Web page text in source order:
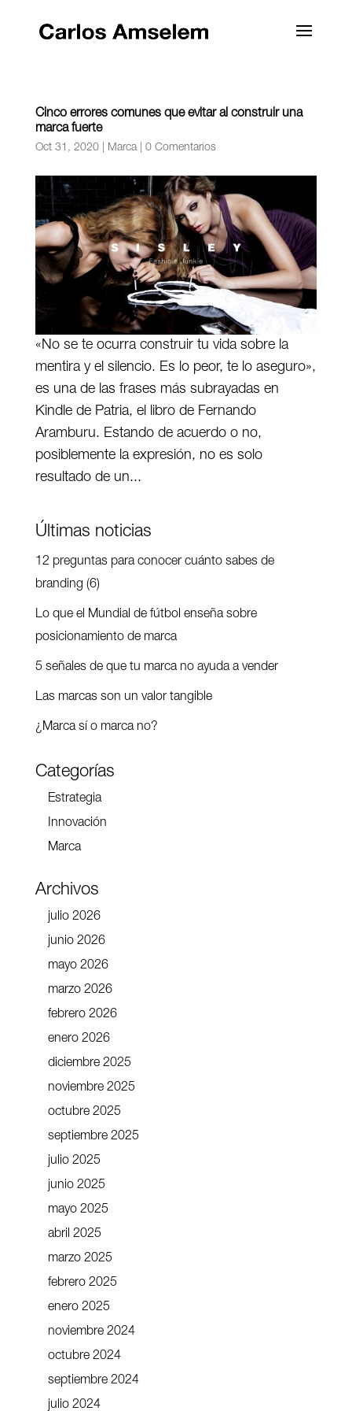
Cinco errores comunes que evitar al construir una
marca fuerte
Oct 31, 2020| Marca| 0 Comentarios
«No se te ocurra construir tu vida sobre la
mentira y el silencio. Es lo peor, te lo aseguro»,
es una de las frases más subrayadas en
Kindle de Patria, el libro de Fernando
Aramburu. Estando de acuerdo o no,
posiblemente la expresión, no es solo
resultado de un...
Últimas noticias
12 preguntas para conocer cuánto sabes de
branding (6)
Lo que el Mundial de fútbol enseña sobre
posicionamiento de marca
5 señales de que tu marca no ayuda a vender
Las marcas son un valor tangible
¿Marca sí o marca no?
Categorías
Estrategia
Innovación
Marca
Archivos
julio 2026
junio 2026
mayo 2026
marzo 2026
febrero 2026
enero 2026
diciembre 2025
noviembre 2025
octubre 2025
septiembre 2025
julio 2025
junio 2025
mayo 2025
abril 2025
marzo 2025
febrero 2025
enero 2025
noviembre 2024
octubre 2024
septiembre 2024
julio 2024